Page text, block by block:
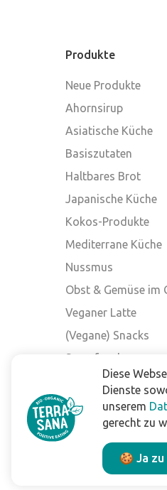
Produkte
Neue Produkte
Ahornsirup
Asiatische Küche
Basiszutaten
Haltbares Brot
Japanische Küche
Kokos-Produkte
Mediterrane Küche
Nussmus
Obst & Gemüse im
Veganer Latte
(Vegane) Snacks
Superfood
Andere Marken
Impressum
Allgemeine Verkaufs-
Diese
Dienste
unserem
gerecht zu
🍪 Ja zu